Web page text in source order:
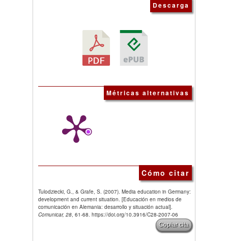
Descarga
Métricas alternativas
Cómo citar
Tulodziecki, G., & Grafe, S. (2007). Media education in Germany:
development and current situation. [Educación en medios de
comunicación en Alemania: desarrollo y situación actual].
Comunicar, 28, 61-68. https://doi.org/10.3916/C28-2007-06
Copiar cita